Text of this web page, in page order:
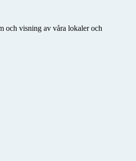
och visning av våra lokaler och